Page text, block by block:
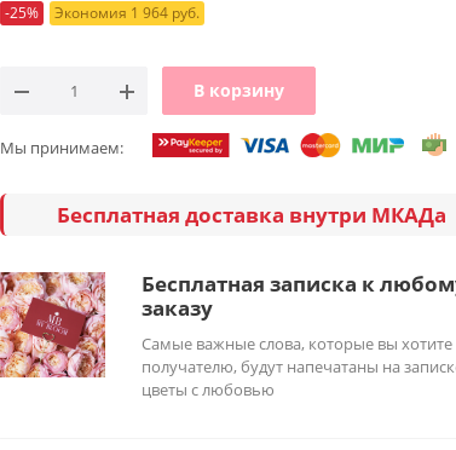
-25% Экономия 1 964 руб.
В корзину
Мы принимаем:
Бесплатная доставка внутри МКАДа
Бесплатная записка к
заказу
Самые важные слова, которые вы хотите
получателю, будут напечатаны на
цветы с любовью